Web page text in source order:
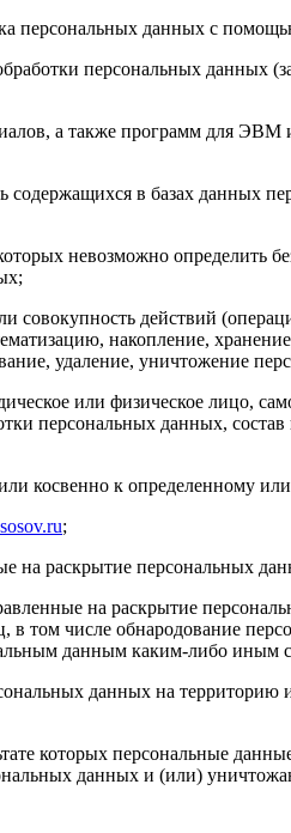
персональных данных с
персональных данных
а также программ для ЭВМ
в базах данных
невозможно
действий
накопление,
удаление, уничтожение
или физическое лицо,
персональных данных,
косвенно к определенному
;
на раскрытие персональных
на раскрытие
том числе обнародование
данным каким-либо иным
данных на территорию
которых персональные
данных и (или)